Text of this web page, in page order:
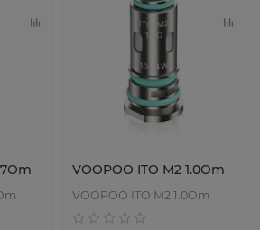
VOOPOO ITO M2 1.0Om
VOOPOO ITO M2 1.0Om